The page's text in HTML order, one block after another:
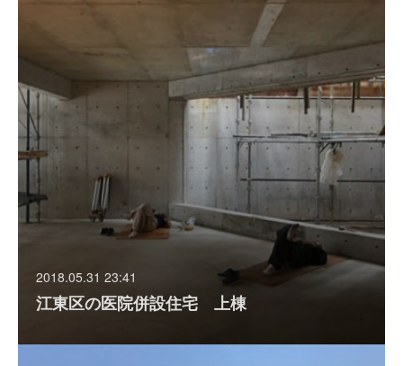
2018.05.31 23:41
江東区の医院併設住宅 上棟